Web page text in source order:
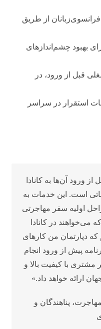
از طریق
بهبود چشم‌اندازهای
قبل از ورود، در
استقرار در سراسر
ورود آن‌ها به کانادا
است. این خدمات به
اولیه سفر مهاجرتی
می‌خواهند در کانادا
که دپارتمان من کارهای
پیش از ورود انجام
با کیفیت بالا و
ارائه خواهد داد.»
پناهندگان و